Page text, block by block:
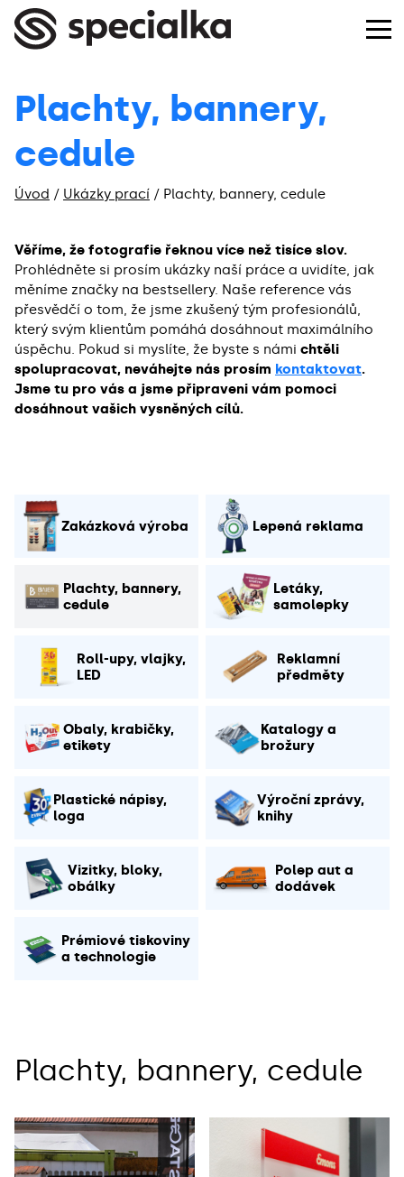
Plachty, bannery,
cedule
Úvod / Ukázky prací / Plachty, bannery, cedule
Věříme, že fotografie řeknou více než tisíce slov.
Prohlédněte si prosím ukázky naší práce a uvidíte, jak
měníme značky na bestsellery. Naše reference vás
přesvědčí o tom, že jsme zkušený tým profesionálů,
který svým klientům pomáhá dosáhnout maximálního
úspěchu. Pokud si myslíte, že byste s námi chtěli
spolupracovat, neváhejte nás prosím kontaktovat.
Jsme tu pro vás a jsme připraveni vám pomoci
dosáhnout vašich vysněných cílů.
Zakázková výroba Lepená reklama
Plachty, bannery,
cedule
Letáky,
samolepky
Roll-upy, vlajky,
LED
Reklamní
předměty
Obaly, krabičky,
etikety
Katalogy a
brožury
Plastické nápisy,
loga
Výroční zprávy,
knihy
Vizitky, bloky,
obálky
Polep aut a
dodávek
Prémiové tiskoviny
a technologie
Plachty, bannery, cedule